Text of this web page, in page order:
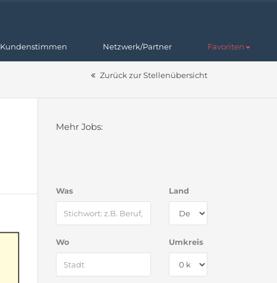
Kundenstimmen Netzwerk/Partner Favoriten
Zurück zur Stellenübersicht
Mehr Jobs:
Was Land
Wo Umkreis